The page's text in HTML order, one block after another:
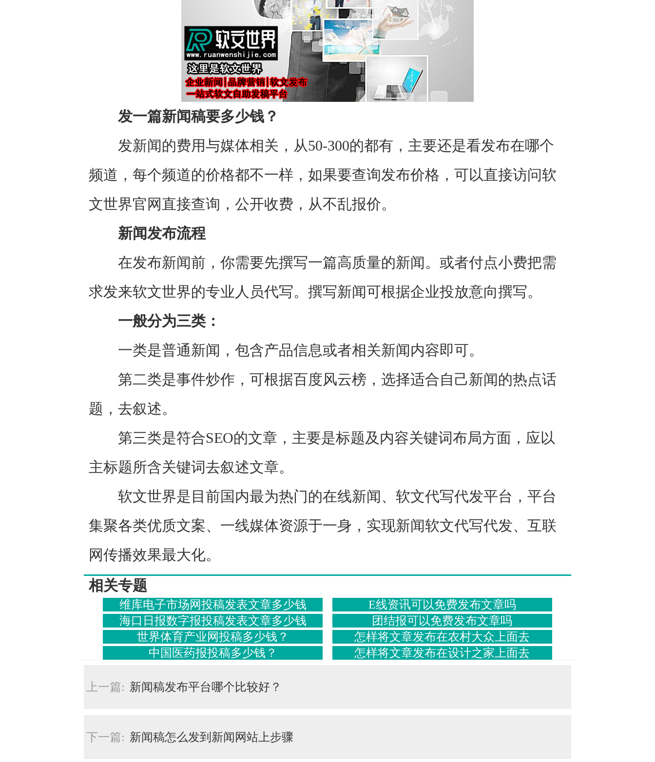
发一篇新闻稿要多少钱？
发新闻的费用与媒体相关，从50-300的都有，主要还是看发布在哪个
频道，每个频道的价格都不一样，如果要查询发布价格，可以直接访问软
文世界官网直接查询，公开收费，从不乱报价。
新闻发布流程
在发布新闻前，你需要先撰写一篇高质量的新闻。或者付点小费把需
求发来软文世界的专业人员代写。撰写新闻可根据企业投放意向撰写。
一般分为三类：
一类是普通新闻，包含产品信息或者相关新闻内容即可。
第二类是事件炒作，可根据百度风云榜，选择适合自己新闻的热点话
题，去叙述。
第三类是符合SEO的文章，主要是标题及内容关键词布局方面，应以
主标题所含关键词去叙述文章。
软文世界是目前国内最为热门的在线新闻、软文代写代发平台，平台
集聚各类优质文案、一线媒体资源于一身，实现新闻软文代写代发、互联
网传播效果最大化。
相关专题
维库电子市场网投稿发表文章多少钱
E线资讯可以免费发布文章吗
海口日报数字报投稿发表文章多少钱
团结报可以免费发布文章吗
世界体育产业网投稿多少钱？
怎样将文章发布在农村大众上面去
中国医药报投稿多少钱？
怎样将文章发布在设计之家上面去
上一篇: 新闻稿发布平台哪个比较好？
下一篇: 新闻稿怎么发到新闻网站上步骤